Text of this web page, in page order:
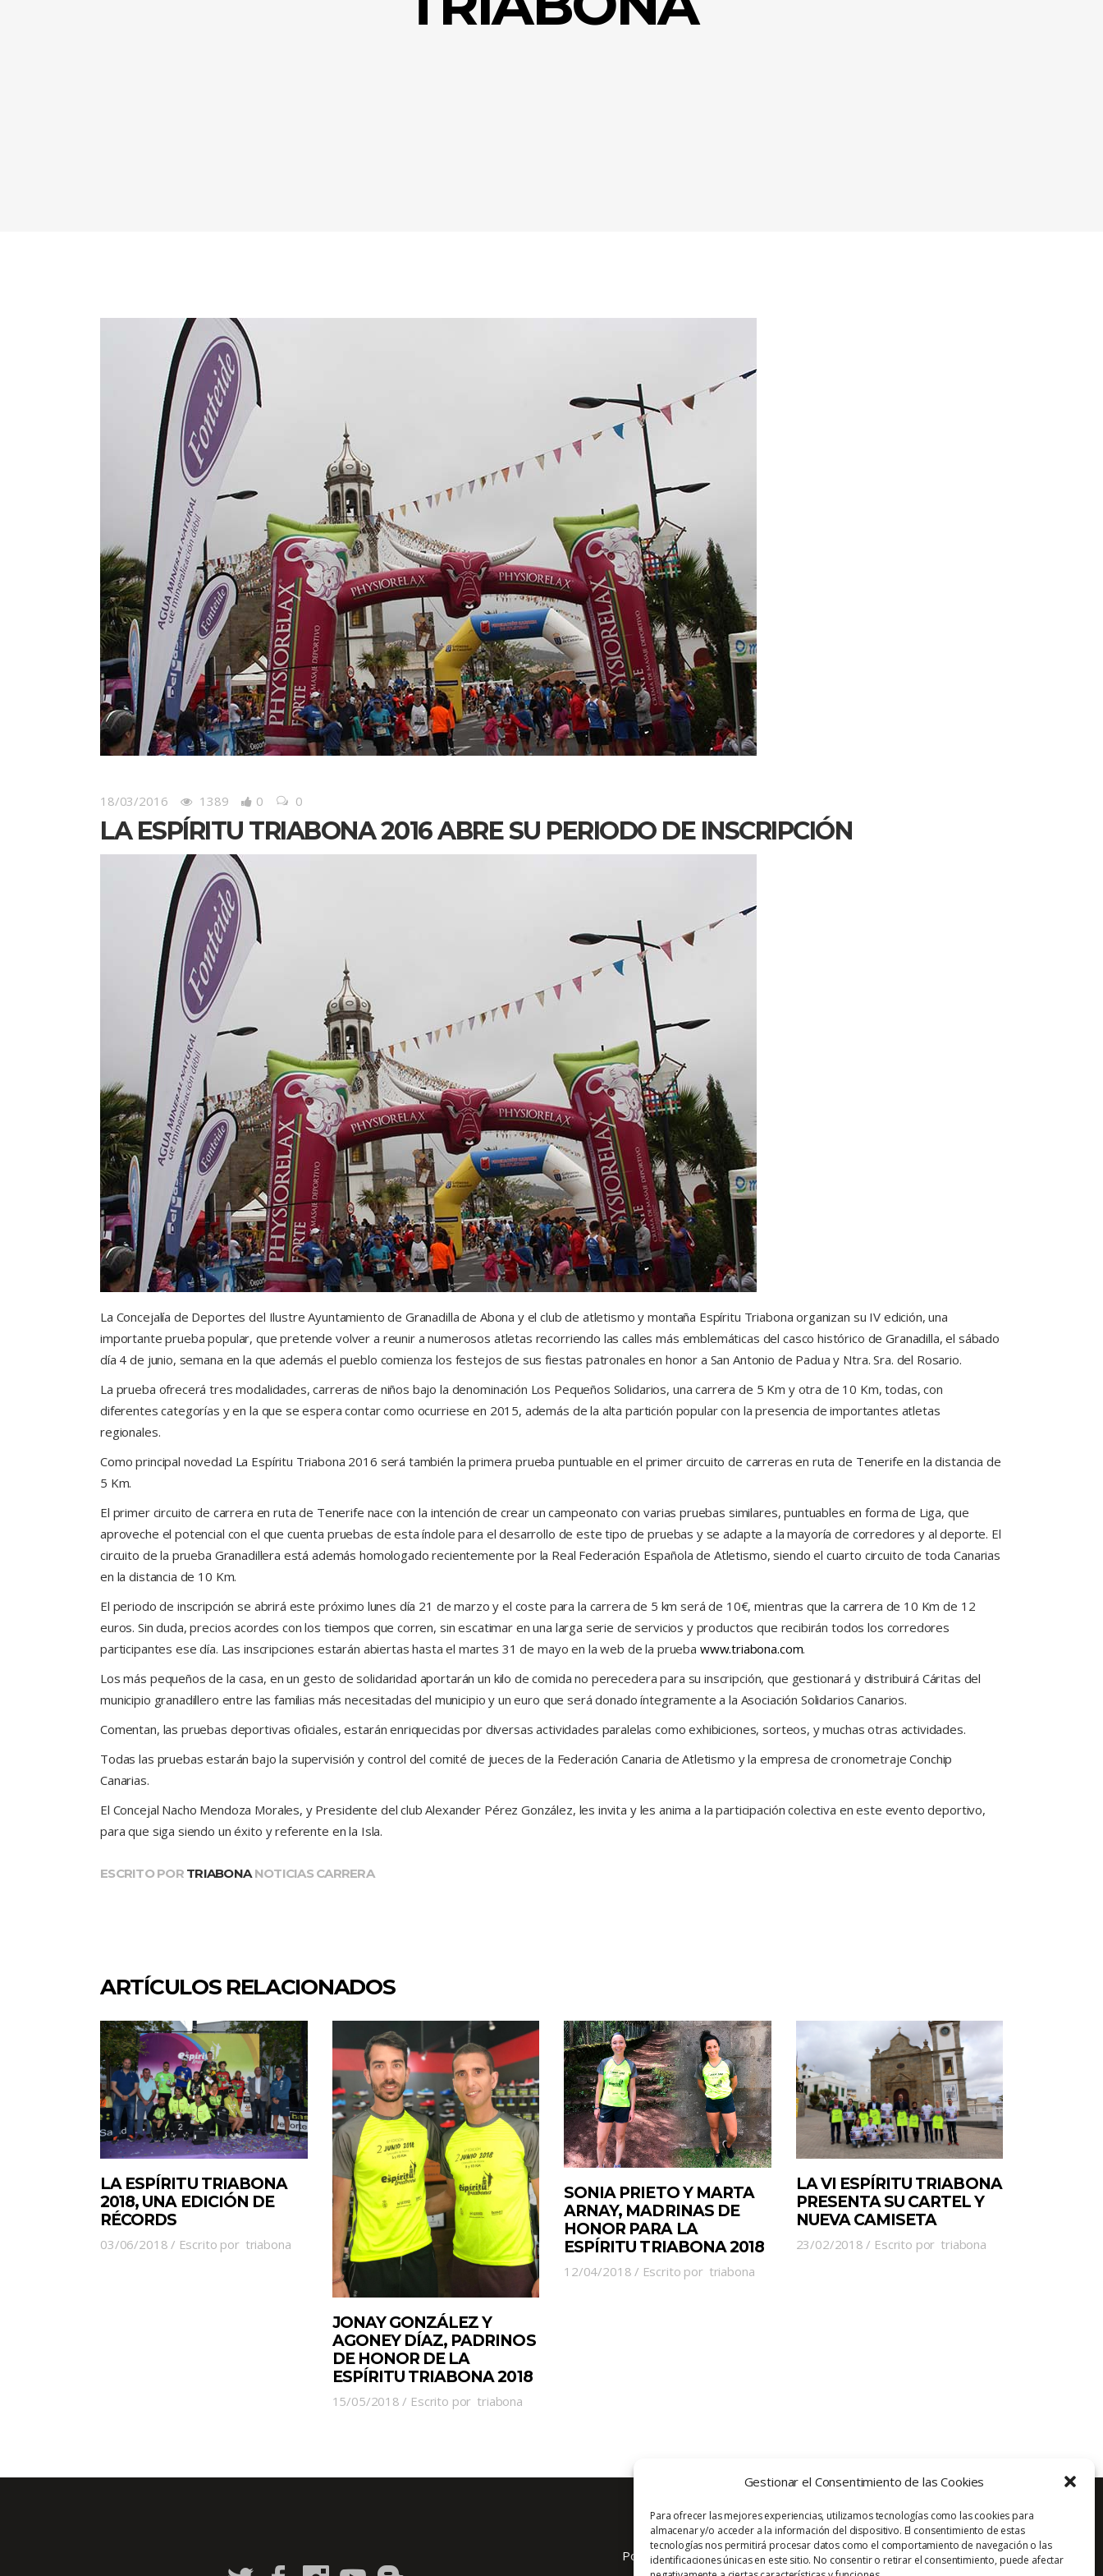
Gestionar el Consentimiento de las Cookies
Para ofrecer las mejores experiencias, utilizamos tecnologías como las cookies para
almacenar y/o acceder a la información del dispositivo. El consentimiento de estas
tecnologías nos permitirá procesar datos como el comportamiento de navegación o las
identificaciones únicas en este sitio. No consentir o retirar el consentimiento, puede afectar
18/03/2016 1389 0 0
LA ESPÍRITU TRIABONA 2016 ABRE SU PERIODO DE INSCRIPCIÓN
La Concejalía de Deportes del Ilustre Ayuntamiento de Granadilla de Abona y el club de atletismo y montaña Espíritu Triabona organizan su IV edición, una
importante prueba popular, que pretende volver a reunir a numerosos atletas recorriendo las calles más emblemáticas del casco histórico de Granadilla, el sábado
día 4 de junio, semana en la que además el pueblo comienza los festejos de sus fiestas patronales en honor a San Antonio de Padua y Ntra. Sra. del Rosario.
La prueba ofrecerá tres modalidades, carreras de niños bajo la denominación Los Pequeños Solidarios, una carrera de 5 Km y otra de 10 Km, todas, con
diferentes categorías y en la que se espera contar como ocurriese en 2015, además de la alta partición popular con la presencia de importantes atletas
regionales.
Como principal novedad La Espíritu Triabona 2016 será también la primera prueba puntuable en el primer circuito de carreras en ruta de Tenerife en la distancia de
5 Km.
El primer circuito de carrera en ruta de Tenerife nace con la intención de crear un campeonato con varias pruebas similares, puntuables en forma de Liga, que
aproveche el potencial con el que cuenta pruebas de esta índole para el desarrollo de este tipo de pruebas y se adapte a la mayoría de corredores y al deporte. El
circuito de la prueba Granadillera está además homologado recientemente por la Real Federación Española de Atletismo, siendo el cuarto circuito de toda Canarias
en la distancia de 10 Km.
El periodo de inscripción se abrirá este próximo lunes día 21 de marzo y el coste para la carrera de 5 km será de 10€, mientras que la carrera de 10 Km de 12
euros. Sin duda, precios acordes con los tiempos que corren, sin escatimar en una larga serie de servicios y productos que recibirán todos los corredores
participantes ese día. Las inscripciones estarán abiertas hasta el martes 31 de mayo en la web de la prueba www.triabona.com.
Los más pequeños de la casa, en un gesto de solidaridad aportarán un kilo de comida no perecedera para su inscripción, que gestionará y distribuirá Cáritas del
municipio granadillero entre las familias más necesitadas del municipio y un euro que será donado íntegramente a la Asociación Solidarios Canarios.
Comentan, las pruebas deportivas oficiales, estarán enriquecidas por diversas actividades paralelas como exhibiciones, sorteos, y muchas otras actividades.
Todas las pruebas estarán bajo la supervisión y control del comité de jueces de la Federación Canaria de Atletismo y la empresa de cronometraje Conchip
Canarias.
El Concejal Nacho Mendoza Morales, y Presidente del club Alexander Pérez González, les invita y les anima a la participación colectiva en este evento deportivo,
para que siga siendo un éxito y referente en la Isla.
ESCRITO POR TRIABONA NOTICIAS CARRERA
ARTÍCULOS RELACIONADOS
LA ESPÍRITU TRIABONA
2018, UNA EDICIÓN DE
RÉCORDS
03/06/2018 Escrito por triabona
JONAY GONZÁLEZ Y
AGONEY DÍAZ, PADRINOS
DE HONOR DE LA
ESPÍRITU TRIABONA 2018
15/05/2018 Escrito por triabona
SONIA PRIETO Y MARTA
ARNAY, MADRINAS DE
HONOR PARA LA
ESPÍRITU TRIABONA 2018
12/04/2018 Escrito por triabona
LA VI ESPÍRITU TRIABONA
PRESENTA SU CARTEL Y
NUEVA CAMISETA
23/02/2018 Escrito por triabona
Contacto
Política de Privacidad
Aviso Legal
Política de cookies